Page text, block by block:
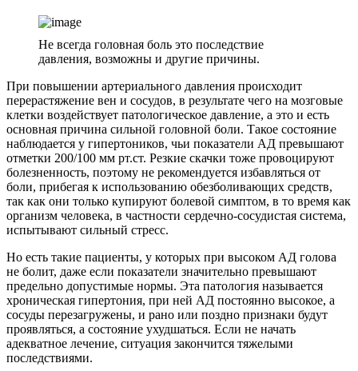
Не всегда головная боль это последствие
давления, возможны и другие причины.
При повышении артериального давления происходит
перерастяжение вен и сосудов, в результате чего на мозговые
клетки воздействует патологическое давление, а это и есть
основная причина сильной головной боли. Такое состояние
наблюдается у гипертоников, чьи показатели АД превышают
отметки 200/100 мм рт.ст. Резкие скачки тоже провоцируют
болезненность, поэтому не рекомендуется избавляться от
боли, прибегая к использованию обезболивающих средств,
так как они только купируют болевой симптом, в то время как
организм человека, в частности сердечно-сосудистая система,
испытывают сильный стресс.
Но есть такие пациенты, у которых при высоком АД голова
не болит, даже если показатели значительно превышают
предельно допустимые нормы. Эта патология называется
хроническая гипертония, при ней АД постоянно высокое, а
сосуды перезагружены, и рано или поздно признаки будут
проявляться, а состояние ухудшаться. Если не начать
адекватное лечение, ситуация закончится тяжелыми
последствиями.